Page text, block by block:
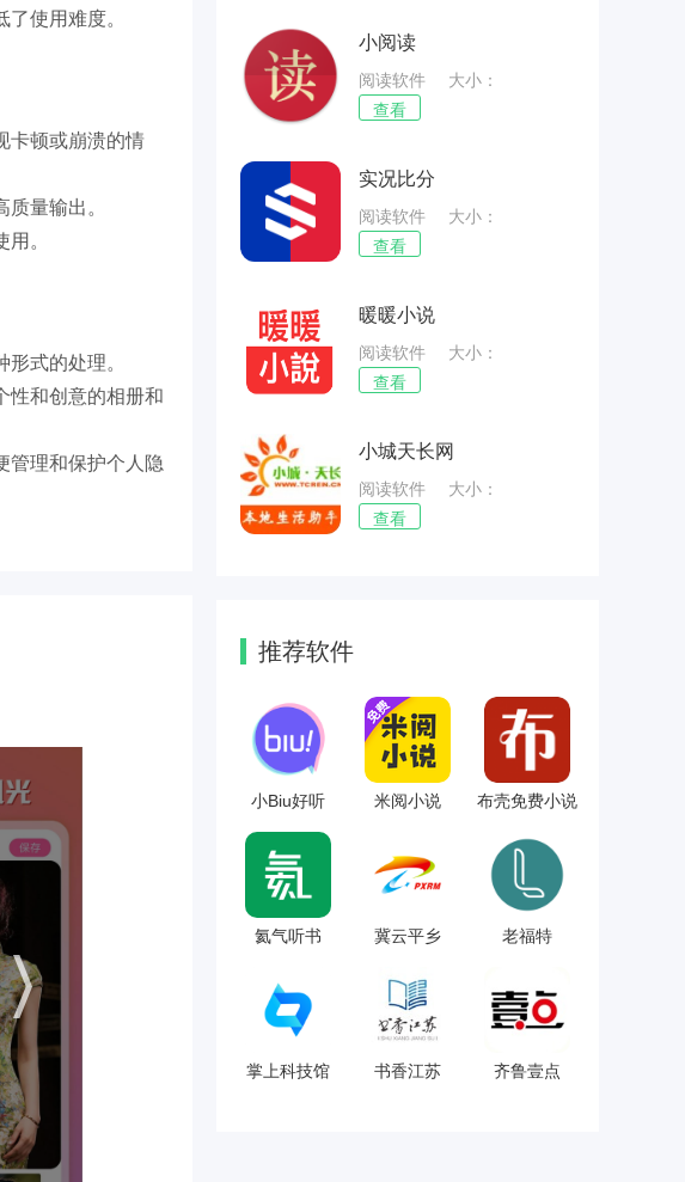
使用难度。
卡顿或崩溃的情
量输出。
。
式的处理。
性和创意的相册和
管理和保护个人隐
小阅读
阅读软件
大小：
62.22MB
查看
实况比分
阅读软件
大小：
54.73MB
查看
暖暖小说
阅读软件
大小：
54.87MB
查看
小城天长网
阅读软件
大小：
57.88MB
查看
推荐软件
小Biu好听 米阅小说 布壳免费小说
氦气听书 冀云平乡 老福特
掌上科技馆 书香江苏 齐鲁壹点